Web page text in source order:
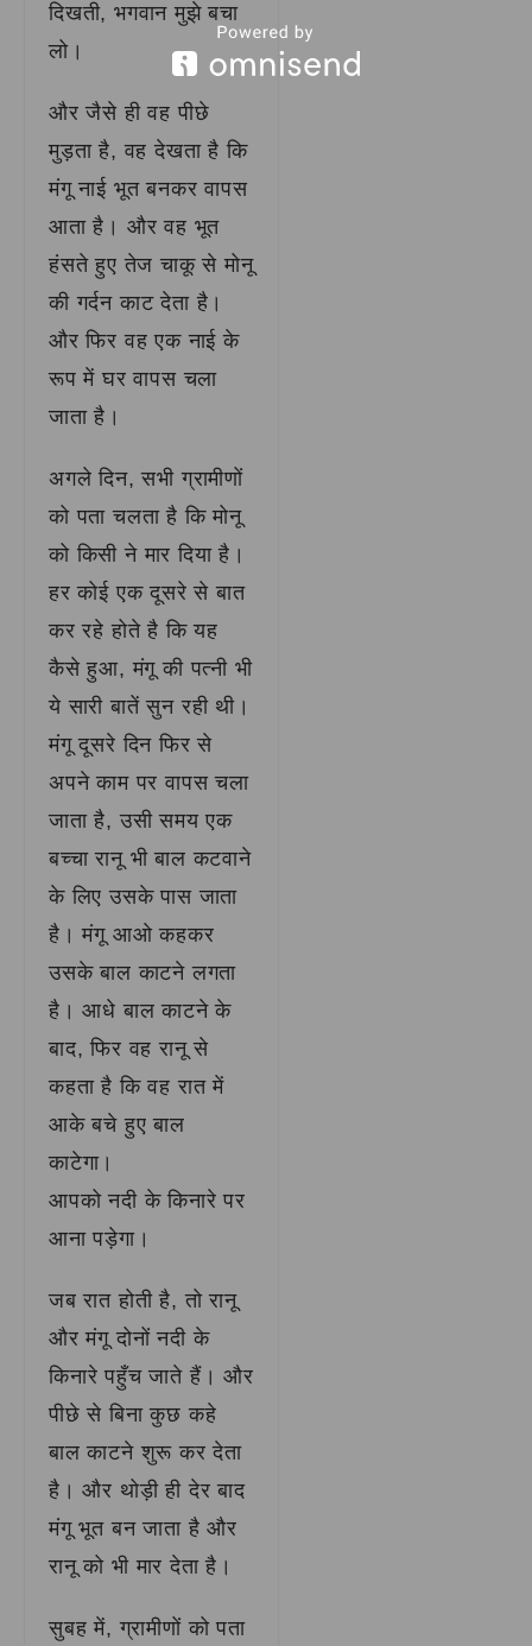
दिखती, भगवान मुझे बचा
लो।
और जैसे ही वह पीछे
मुड़ता है, वह देखता है कि
मंगू नाई भूत बनकर वापस
आता है। और वह भूत
हंसते हुए तेज चाकू से मोनू
की गर्दन काट देता है।
और फिर वह एक नाई के
रूप में घर वापस चला
जाता है।
अगले दिन, सभी ग्रामीणों
को पता चलता है कि मोनू
को किसी ने मार दिया है।
हर कोई एक दूसरे से बात
कर रहे होते है कि यह
कैसे हुआ, मंगू की पत्नी भी
ये सारी बातें सुन रही थी।
मंगू दूसरे दिन फिर से
अपने काम पर वापस चला
जाता है, उसी समय एक
बच्चा रानू भी बाल कटवाने
के लिए उसके पास जाता
है। मंगू आओ कहकर
उसके बाल काटने लगता
है। आधे बाल काटने के
बाद, फिर वह रानू से
कहता है कि वह रात में
आके बचे हुए बाल
काटेगा।
आपको नदी के किनारे पर
आना पड़ेगा।
जब रात होती है, तो रानू
और मंगू दोनों नदी के
किनारे पहुँच जाते हैं। और
पीछे से बिना कुछ कहे
बाल काटने शुरू कर देता
है। और थोड़ी ही देर बाद
मंगू भूत बन जाता है और
रानू को भी मार देता है।
सुबह में, ग्रामीणों को पता